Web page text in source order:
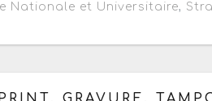
Nationale et Universitaire,
31 août 2026 de 10h à 20h -